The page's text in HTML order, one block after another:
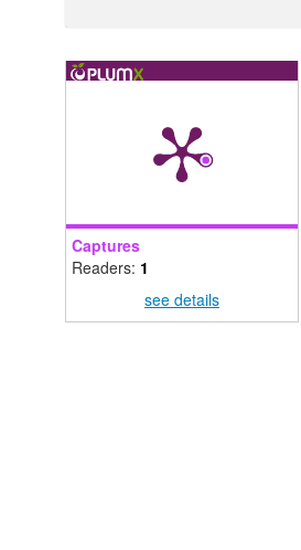
Captures
Readers: 1
see details